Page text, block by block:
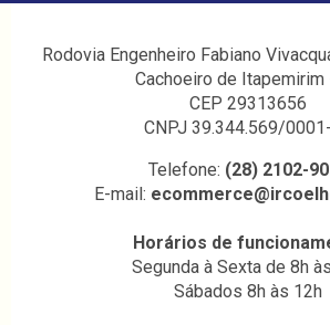
Rodovia Engenheiro Fabiano
Cachoeiro de Itapemirim
CEP 29313656
CNPJ 39.344.569/
Telefone: (28) 2102-
E-mail:
Horários de
Segunda à Sexta de 8h
Sábados 8h às 12h